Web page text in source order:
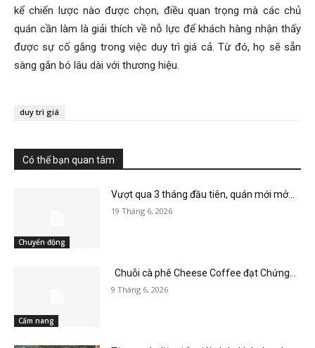
kể chiến lược nào được chọn, điều quan trọng mà các chủ
quán cần làm là giải thích về nỗ lực để khách hàng nhận thấy
được sự cố gắng trong việc duy trì giá cả. Từ đó, họ sẽ sẵn
sàng gắn bó lâu dài với thương hiệu.
duy trì giá
Có thể bạn quan tâm
Chuyển động
Vượt qua 3 tháng đầu tiên, quán mới mở...
19 Tháng 6, 2026
Cẩm nang
Chuỗi cà phê Cheese Coffee đạt Chứng...
9 Tháng 6, 2026